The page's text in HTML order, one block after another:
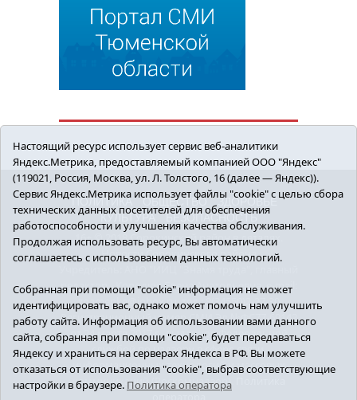
ПОЛИТИКА ОБЩЕСТВО
ЗДОРОВЬЕ
КУЛЬТУРА
БЕЗОПАСНОСТЬ
16+ © 2018 Сорокинский район в деталях.
Новости Сорокинского района
редактор - Королюк Елена Анатольевна, e-mail:
znamenka@inbox.ru, тел.: 8(34550)2-27-30
Регистрационный номер СМИ Эл №ФС77-69142
от 24 марта 2017 г., выданное Федеральной
службой по надзору в сфере связи,
информационных технологий и массовых
коммуникаций (Роскомнадзор).
Настоящий ресурс использует сервис веб-аналитики
Яндекс.Метрика, предоставляемый компанией ООО "Яндекс"
(119021, Россия, Москва, ул. Л. Толстого, 16 (далее — Яндекс)).
Сервис Яндекс.Метрика использует файлы "cookie" с целью сбора
технических данных посетителей для обеспечения
работоспособности и улучшения качества обслуживания.
Продолжая использовать ресурс, Вы автоматически
соглашаетесь с использованием данных технологий.
Собранная при помощи "cookie" информация не может
идентифицировать вас, однако может помочь нам улучшить
работу сайта. Информация об использовании вами данного
сайта, собранная при помощи "cookie", будет передаваться
Яндексу и храниться на серверах Яндекса в РФ. Вы можете
отказаться от использования "cookie", выбрав соответствующие
настройки в браузере. Политика оператора